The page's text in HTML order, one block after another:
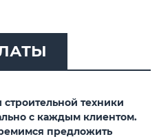
техники
с каждым клиентом.
предложить